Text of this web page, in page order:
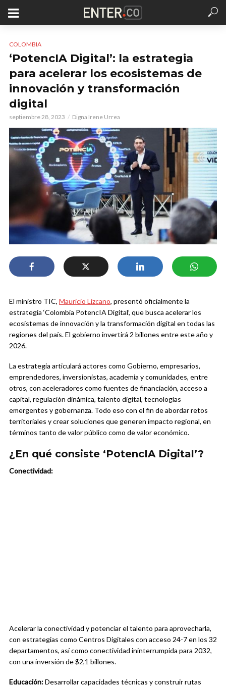
COLOMBIA
‘PotencIA Digital’: la estrategia
para acelerar los ecosistemas de
innovación y transformación
digital
septiembre 28, 2023 Digna Irene Urrea
El ministro TIC, Mauricio Lizcano, presentó oficialmente la
estrategia ‘Colombia PotencIA Digital’, que busca acelerar los
ecosistemas de innovación y la transformación digital en todas las
regiones del país. El gobierno invertirá 2 billones entre este año y
2026.
La estrategia articulará actores como Gobierno, empresarios,
emprendedores, inversionistas, academia y comunidades, entre
otros, con aceleradores como fuentes de financiación, acceso a
capital, regulación dinámica, talento digital, tecnologías
emergentes y gobernanza. Todo eso con el fin de abordar retos
territoriales y crear soluciones que generen impacto regional, en
términos tanto de valor público como de valor económico.
¿En qué consiste ‘PotencIA Digital’?
Conectividad:
Acelerar la conectividad y potenciar el talento para aprovecharla,
con estrategias como Centros Digitales con acceso 24-7 en los 32
departamentos, así como conectividad ininterrumpida para 2032,
con una inversión de $2,1 billones.
Educación:Desarrollar capacidades técnicas y construir rutas